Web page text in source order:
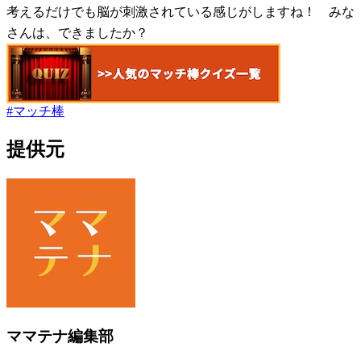
考えるだけでも脳が刺激されている感じがしますね！ みな
さんは、できましたか？
#マッチ棒
提供元
ママテナ編集部